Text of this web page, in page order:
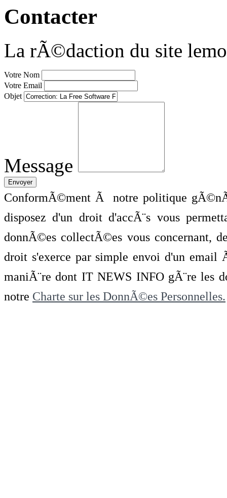
Contacter
La rÃ©daction du site
Votre Nom
Votre Email
Objet
Message
ConformÃ©ment Ã notre politique
disposez d'un droit d'accÃ¨s vous
donnÃ©es collectÃ©es vous concernant,
droit s'exerce par simple envoi d'un
maniÃ¨re dont IT NEWS INFO gÃ¨re les
notre Charte sur les DonnÃ©es Personnelles.